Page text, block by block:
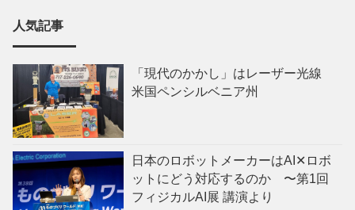
人気記事
「現代のかかし」はレーザー光線
米国ペンシルベニア州
日本のロボットメーカーはAI✕ロボ
ットにどう対応するのか 〜第1回
フィジカルAI展 講演より